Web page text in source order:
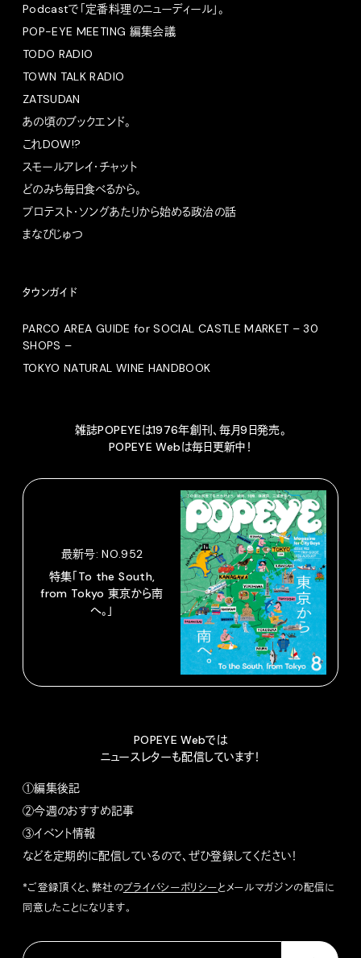
Podcastで「定番料理のニューディール」。
POP-EYE MEETING 編集会議
TODO RADIO
TOWN TALK RADIO
ZATSUDAN
あの頃のブックエンド。
これDOW!?
スモールアレイ・チャット
どのみち毎日食べるから。
プロテスト・ソングあたりから始める政治の話
まなびじゅつ
タウンガイド
PARCO AREA GUIDE for SOCIAL CASTLE MARKET – 30
SHOPS –
TOKYO NATURAL WINE HANDBOOK
雑誌POPEYEは1976年創刊、毎月9日発売。
POPEYE Webは毎日更新中！
最新号: NO.952
特集「To the South,
from Tokyo 東京から南
へ。」
POPEYE Webでは
ニュースレターも配信しています！
①編集後記
②今週のおすすめ記事
③イベント情報
などを定期的に配信しているので、ぜひ登録してください！
*ご登録頂くと、弊社のプライバシーポリシーとメールマガジンの配信に
同意したことになります。